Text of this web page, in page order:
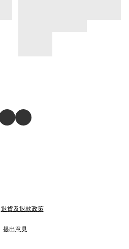
退貨及退款政策
提出意見